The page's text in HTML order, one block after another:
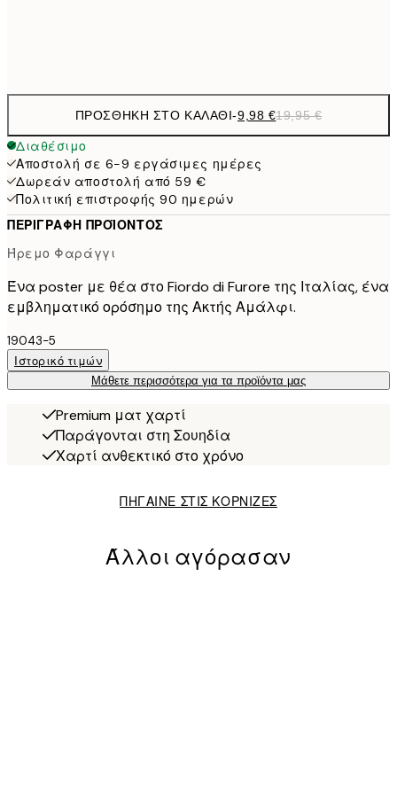
ΠΡΟΣΘΉΚΗ ΣΤΟ ΚΑΛΆΘΙ-9,98 €19,95 €
Διαθέσιμο
Αποστολή σε 6-9 εργάσιμες ημέρες
Δωρεάν αποστολή από 59 €
Πολιτική επιστροφής 90 ημερών
ΠΕΡΙΓΡΑΦΉ ΠΡΟΪΌΝΤΟΣ
Ήρεμο Φαράγγι
Ένα poster με θέα στο Fiordo di Furore της Ιταλίας, ένα
εμβληματικό ορόσημο της Ακτής Αμάλφι.
19043-5
Ιστορικό τιμών
Μάθετε περισσότερα για τα προϊόντα μας
Premium ματ χαρτί
Παράγονται στη Σουηδία
Χαρτί ανθεκτικό στο χρόνο
ΠΗΓΑΙΝΕ ΣΤΙΣ ΚΟΡΝΙΖΕΣ
Άλλοι αγόρασαν